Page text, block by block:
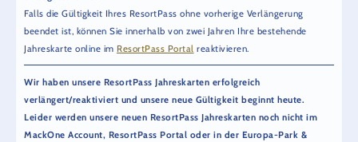
Falls die Gültigkeit Ihres ResortPass ohne vorherige Verlängerung
beendet ist, können Sie innerhalb von zwei Jahren Ihre bestehende
Jahreskarte online im ResortPass Portal reaktivieren.
Wir haben unsere ResortPass Jahreskarten erfolgreich
verlängert/reaktiviert und unsere neue Gültigkeit beginnt heute.
Leider werden unsere neuen ResortPass Jahreskarten noch nicht im
MackOne Account, ResortPass Portal oder in der Europa-Park &